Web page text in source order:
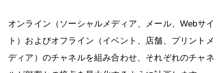
オンライン（ソーシャルメディア、メール、Webサイ
ト）およびオフライン（イベント、店舗、プリントメ
ディア）のチャネルを組み合わせ、それぞれのチャネ